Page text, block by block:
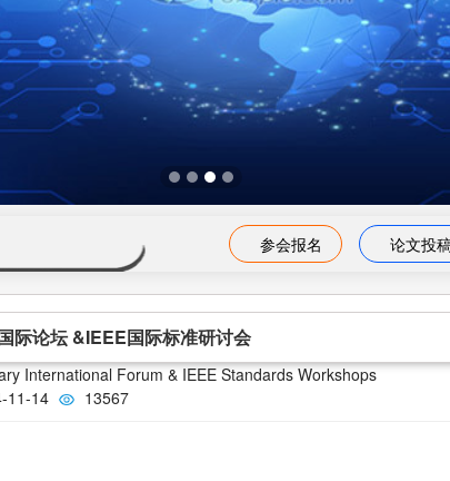
参会报名 论文投
际论坛 &IEEE国际标准研讨会
International Forum & IEEE Standards Workshops
11-14
13567